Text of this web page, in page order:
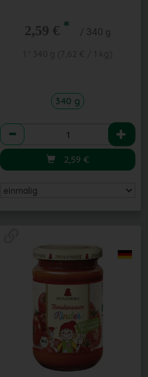
2,59 € * / 340 g
340 g
Anzahl
2,59 €